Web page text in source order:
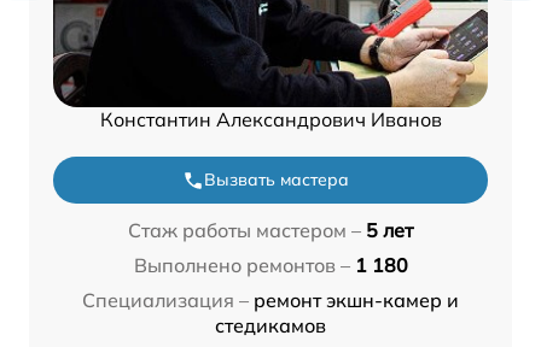
Константин Александрович Иванов
Вызвать мастера
Стаж работы мастером – 5 лет
Выполнено ремонтов – 1 180
Специализация – ремонт экшн-камер и
стедикамов